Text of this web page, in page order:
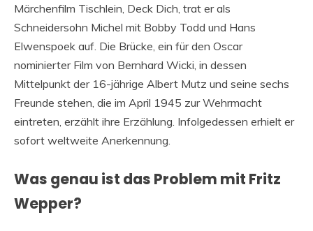
Märchenfilm Tischlein, Deck Dich, trat er als
Schneidersohn Michel mit Bobby Todd und Hans
Elwenspoek auf. Die Brücke, ein für den Oscar
nominierter Film von Bernhard Wicki, in dessen
Mittelpunkt der 16-jährige Albert Mutz und seine sechs
Freunde stehen, die im April 1945 zur Wehrmacht
eintreten, erzählt ihre Erzählung. Infolgedessen erhielt er
sofort weltweite Anerkennung.
Was genau ist das Problem mit Fritz
Wepper?